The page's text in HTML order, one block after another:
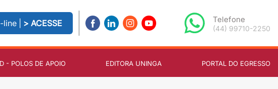
| > ACESSE Telefone
(44) 99710-2250
- POLOS DE APOIO EDITORA UNINGA PORTAL DO EGRESSO